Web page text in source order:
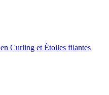
Curling et Étoiles filantes